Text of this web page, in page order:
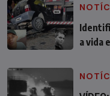
a vida